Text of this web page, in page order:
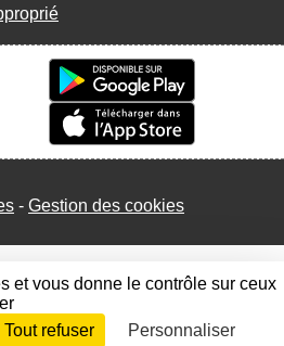
Gestion des cookies
Connexion
et vous donne le contrôle sur ceux
Tout refuser Personnaliser